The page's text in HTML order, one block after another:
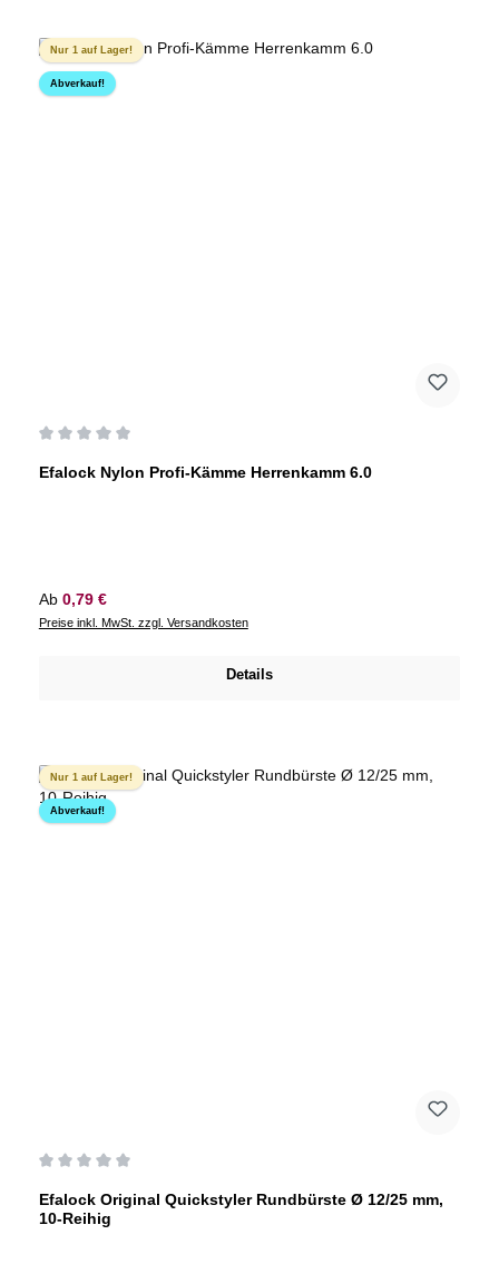
Nur 1 auf Lager!
Abverkauf!
Efalock Nylon Profi-Kämme Herrenkamm 6.0
Regulärer Preis:
Ab 0,79 €
Preise inkl. MwSt. zzgl. Versandkosten
Details
Nur 1 auf Lager!
Abverkauf!
Efalock Original Quickstyler Rundbürste Ø 12/25 mm,
10-Reihig